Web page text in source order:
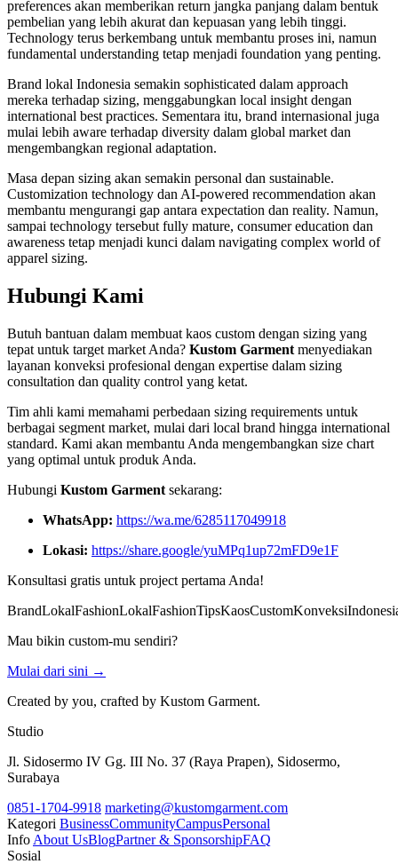
preferences akan memberikan return jangka panjang dalam bentuk
pembelian yang lebih akurat dan kepuasan yang lebih tinggi.
Technology terus berkembang untuk membantu proses ini, namun
fundamental understanding tetap menjadi foundation yang penting.
Brand lokal Indonesia semakin sophisticated dalam approach
mereka terhadap sizing, menggabungkan local insight dengan
international best practices. Sementara itu, brand internasional juga
mulai lebih aware terhadap diversity dalam global market dan
mengembangkan regional adaptation.
Masa depan sizing akan semakin personal dan sustainable.
Customization technology dan AI-powered recommendation akan
membantu mengurangi gap antara expectation dan reality. Namun,
sampai technology tersebut fully mature, consumer education dan
awareness tetap menjadi kunci dalam navigating complex world of
apparel sizing.
Hubungi Kami
Butuh bantuan dalam membuat kaos custom dengan sizing yang
tepat untuk target market Anda? Kustom Garment menyediakan
layanan konveksi profesional dengan expertise dalam sizing
consultation dan quality control yang ketat.
Tim ahli kami memahami perbedaan sizing requirements untuk
berbagai segment market, mulai dari local brand hingga international
standard. Kami akan membantu Anda mengembangkan size chart
yang optimal untuk produk Anda.
Hubungi Kustom Garment sekarang:
WhatsApp: https://wa.me/6285117049918
Lokasi: https://share.google/yuMPq1up72mFD9e1F
Konsultasi gratis untuk project pertama Anda!
BrandLokalFashionLokalFashionTipsKaosCustom
Mau bikin custom-mu sendiri?
Mulai dari sini →
Created by you, crafted by Kustom Garment.
Studio
Jl. Sidosermo IV Gg. III No. 37 (Raya Prapen), Sidosermo,
Surabaya
0851-1704-9918 marketing@kustomgarment.com
Kategori BusinessCommunityCampusPersonal
Info About UsBlogPartner & SponsorshipFAQ
Sosial